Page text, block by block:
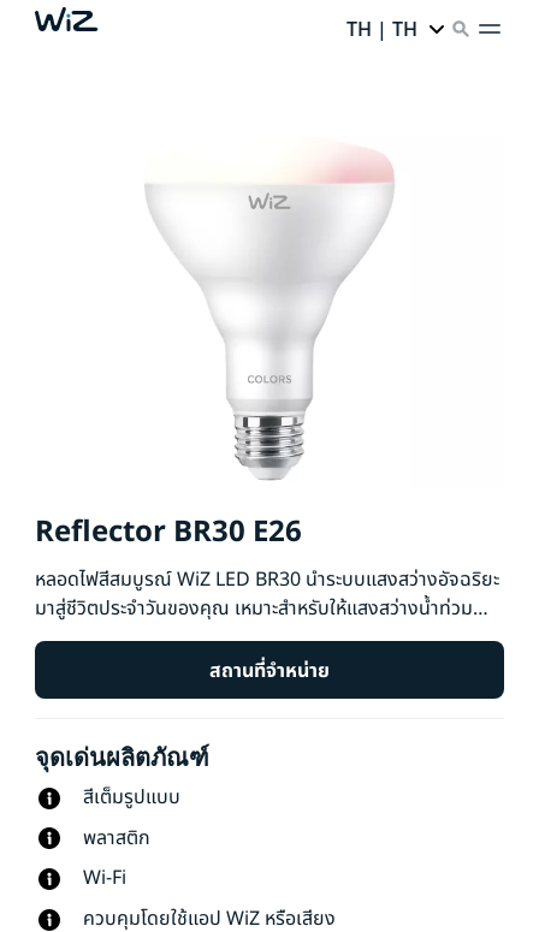
TH | TH
Reflector BR30 E26
หลอดไฟสีสมบูรณ์ WiZ LED BR30 นำระบบแสงสว่างอัจฉริยะ
มาสู่ชีวิตประจำวันของคุณ เหมาะสำหรับให้แสงสว่างน้ำท่วม
สร้างบรรยากาศตามที่คุณต้องการด้วยสี 16 ล้านสี รวมถึง
แสงสีขาวโทนอุ่นถึงโทนเย็น คุณสามารถกำหนดเวลาในการ
เปิดและปิดไฟตามกิจวัตรประจำวันหรือรายสัปดาห์ ควบคุมด้วย
ในขณะที่คุณไม่อยู่ ไฟ WiZ เชื่อมต่อกับ Wi-Fi ที่คุณมีอยู่ โดย
ไม่จำเป็นต้องใช้ฮาร์ดแวร์เพิ่มเติม
สถานที่จำหน่าย
จุดเด่นผลิตภัณฑ์
สีเต็มรูปแบบ
พลาสติก
Wi-Fi
ควบคุมโดยใช้แอป WiZ หรือเสียง